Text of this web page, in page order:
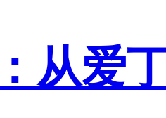
从爱